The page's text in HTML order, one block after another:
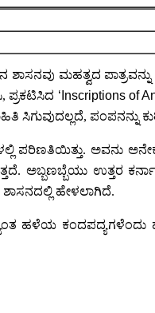
ಮಹತ್ವದ
ಪ್ರಕಟಿಸಿದ ‘ Inscriptions of
ಸಿಗುವುದಲ್ಲದೆ, ಪಂಪನನ್ನು
ಪರಿಣತಿಯಿತ್ತು. ಅವನು
ಅಬ್ಬಣಬ್ಬೆಯು
ಹೇಳಲಾಗಿದೆ.
ಹಳೆಯ